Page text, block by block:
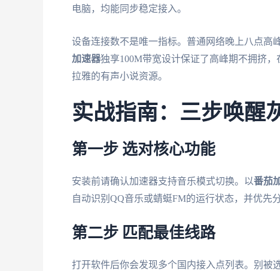
电脑，均能同步稳定接入。
设备连接数不是唯一指标。普通网络晚上八点高
加速器独享100M带宽设计保证了高峰期不拥挤
拉雅的有声小说资源。
实战指南：三步唤醒
第一步 选对核心功能
安装前请确认加速器支持音乐模式切换。以番茄
自动识别QQ音乐或蜻蜓FM的运行状态，并优先
第二步 匹配最佳线路
打开软件后你会发现多个国内接入点列表。别被